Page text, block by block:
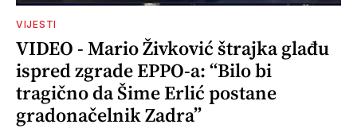
VIJESTI
VIDEO - Mario Živković štrajka glađu
ispred zgrade EPPO-a: “Bilo bi
tragično da Šime Erlić postane
gradonačelnik Zadra”